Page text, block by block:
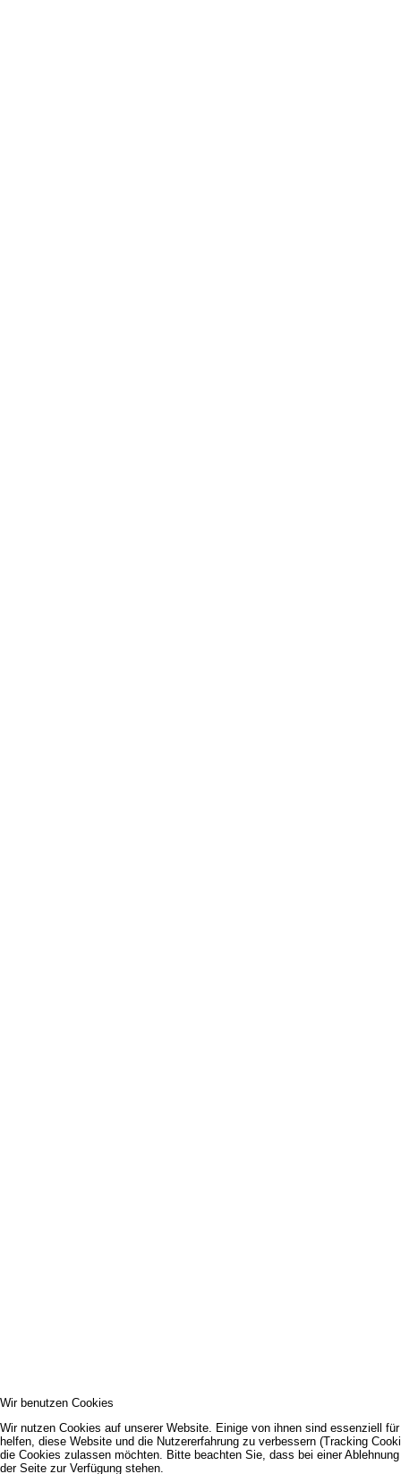
Wir benutzen Cookies
Wir nutzen Cookies auf unserer Website. Einige von ihnen sind essenziell
helfen, diese Website und die Nutzererfahrung zu verbessern (Tracking
die Cookies zulassen möchten. Bitte beachten Sie, dass bei einer
der Seite zur Verfügung stehen.